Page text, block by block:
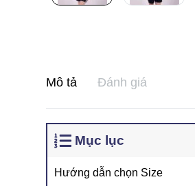
Mô tả Đánh giá
Mục lục
Hướng dẫn chọn Size